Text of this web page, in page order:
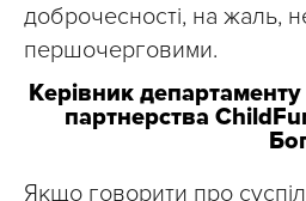
доброчесності, на жаль,
першочерговими.
Керівник департаменту
партнерства
Якщо говорити про